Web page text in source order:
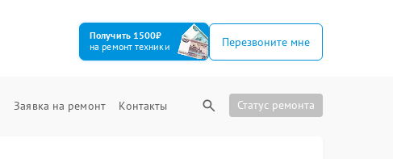
Получить 1500₽
на ремонт техники
Перезвоните мне
Заявка на ремонт Контакты Статус ремонта